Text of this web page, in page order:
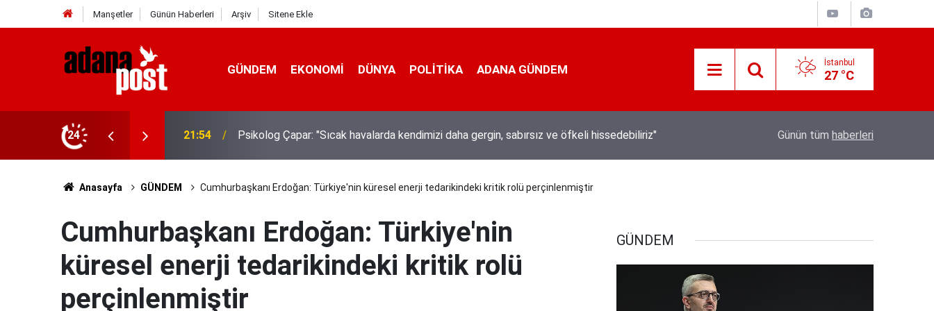
Manşetler Günün Haberleri Arşiv Sitene Ekle
GÜNDEM EKONOMI DÜNYA POLİTİKA ADANA GÜNDEM İstanbul
27 °C
24
sabırsız ve öfkeli hissedebiliriz" 21:49 Kavurucu sıcakta hem kanalda yüzdüler hem karpuz yediler
Yeni İletişim Vizyonu” başlıklı makales
Günün tüm haberleri
Anasayfa GÜNDEM Cumhurbaşkanı Erdoğan: Türkiye'nin küresel enerji tedarikindeki kritik rolü perçinlenmiştir
Cumhurbaşkanı Erdoğan: Türkiye'nin
küresel enerji tedarikindeki kritik rolü
perçinlenmiştir
GÜNDEM